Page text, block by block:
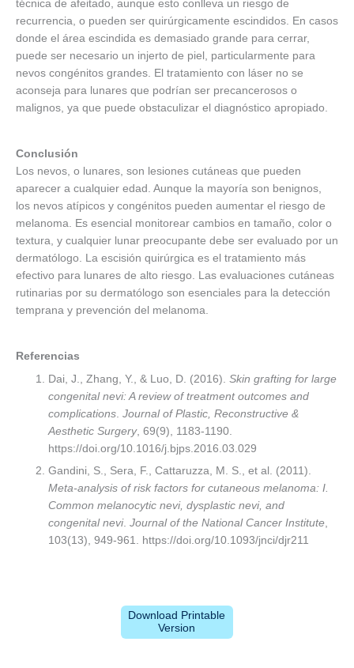
técnica de afeitado, aunque esto conlleva un riesgo de
recurrencia, o pueden ser quirúrgicamente escindidos. En casos
donde el área escindida es demasiado grande para cerrar,
puede ser necesario un injerto de piel, particularmente para
nevos congénitos grandes. El tratamiento con láser no se
aconseja para lunares que podrían ser precancerosos o
malignos, ya que puede obstaculizar el diagnóstico apropiado.
Conclusión
Los nevos, o lunares, son lesiones cutáneas que pueden
aparecer a cualquier edad. Aunque la mayoría son benignos,
los nevos atípicos y congénitos pueden aumentar el riesgo de
melanoma. Es esencial monitorear cambios en tamaño, color o
textura, y cualquier lunar preocupante debe ser evaluado por un
dermatólogo. La escisión quirúrgica es el tratamiento más
efectivo para lunares de alto riesgo. Las evaluaciones cutáneas
rutinarias por su dermatólogo son esenciales para la detección
temprana y prevención del melanoma.
Referencias
Dai, J., Zhang, Y., & Luo, D. (2016).Skin grafting for large
congenital nevi: A review of treatment outcomes and
complications .Journal of Plastic, Reconstructive &
Aesthetic Surgery, 69(9), 1183-1190.
https://doi.org/10.1016/j.bjps.2016.03.029
Gandini, S., Sera, F., Cattaruzza, M. S., et al. (2011).
Meta-analysis of risk factors for cutaneous melanoma: I.
Common melanocytic nevi, dysplastic nevi, and
congenital nevi.Journal of the National Cancer Institute,
103(13), 949-961. https://doi.org/10.1093/jnci/djr211
Download Printable
Version